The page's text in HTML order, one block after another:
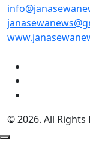
© 2026. All Rights